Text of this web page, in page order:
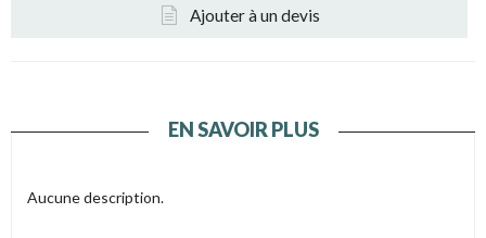
Ajouter à un devis
EN SAVOIR PLUS
Aucune description.